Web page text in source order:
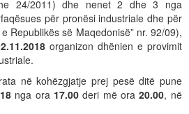
24/2011) dhe nenet 2 dhe 3 nga
për pronësi industriale dhe për
Republikës së Maqedonisë” nr. 92/09),
organizon dhënien e provimit
në kohëzgjatje prej pesë ditë pune
nga ora 17.00 deri më ora 20.00, në